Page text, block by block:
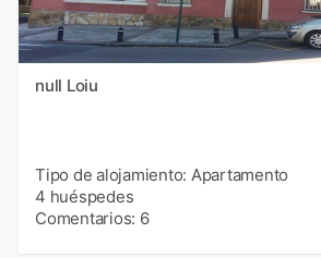
null Loiu
Tipo de alojamiento: Apartamento
4 huéspedes
Comentarios: 6